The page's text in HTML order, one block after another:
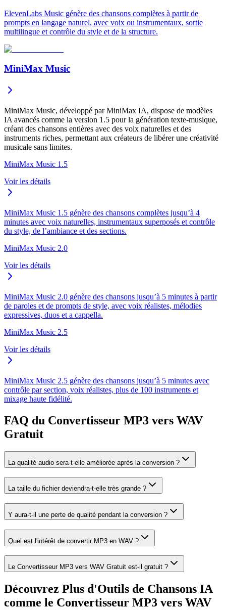
ElevenLabs Music génère des chansons complètes à partir de
prompts en langage naturel, avec voix ou instrumentaux, sortie
multilingue et contrôle du style et de la structure.
MiniMax Music
MiniMax Music, développé par MiniMax IA, dispose de modèles
IA avancés comme la version 1.5 pour la génération texte-musique,
créant des chansons entières avec des voix naturelles et des
instruments riches, permettant aux créateurs de libérer une créativité
musicale sans limites.
MiniMax Music 1.5
Voir les détails
MiniMax Music 1.5 génère des chansons complètes jusqu’à 4
minutes avec voix naturelles, instrumentaux superposés et contrôle
du style, de l’ambiance et des sections.
MiniMax Music 2.0
Voir les détails
MiniMax Music 2.0 génère des chansons jusqu’à 5 minutes à partir
de paroles et de prompts de style, avec voix réalistes, mélodies
expressives, duos et a cappella.
MiniMax Music 2.5
Voir les détails
MiniMax Music 2.5 génère des chansons jusqu’à 5 minutes avec
contrôle par section, voix réalistes, plus de 100 instruments et
mixage haute fidélité.
FAQ du Convertisseur MP3 vers WAV
Gratuit
La qualité audio sera-t-elle améliorée après la conversion ?
La taille du fichier deviendra-t-elle très grande ?
Y aura-t-il une perte de qualité pendant la conversion ?
Quel est l'intérêt de convertir MP3 en WAV ?
Le Convertisseur MP3 vers WAV Gratuit est-il gratuit ?
Découvrez Plus d'Outils de Chansons IA
comme le Convertisseur MP3 vers WAV